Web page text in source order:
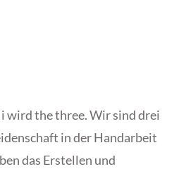
wird the three. Wir sind drei
in der Handarbeit
das Erstellen und